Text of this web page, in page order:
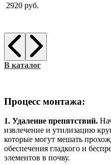
2920 руб.
В каталог
Процесс монтажа:
1. Удаление препятствий.
извлечение и утилизацию
которые могут мешать
обеспечения гладкого и
элементов в почву.